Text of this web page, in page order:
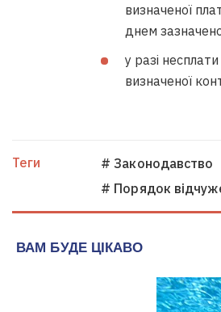
визначеної
днем
у разі
визначеної
Теги # Законодавство
# Порядок